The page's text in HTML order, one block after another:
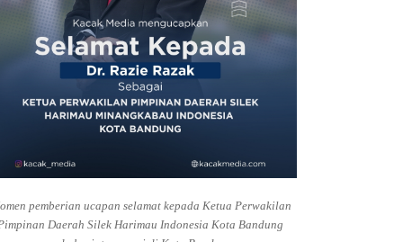
pemberian ucapan selamat kepada Ketua Perwakilan
Daerah Silek Harimau Indonesia Kota Bandung